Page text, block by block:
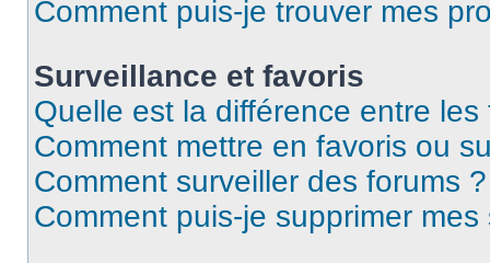
Comment puis-je trouver mes
Surveillance et favoris
Quelle est la différence entre
Comment mettre en favoris ou
Comment surveiller des forums ?
Comment puis-je supprimer